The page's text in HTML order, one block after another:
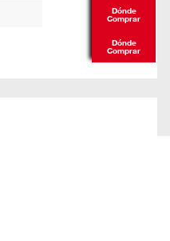
Dónde
Comprar
Dónde
Comprar